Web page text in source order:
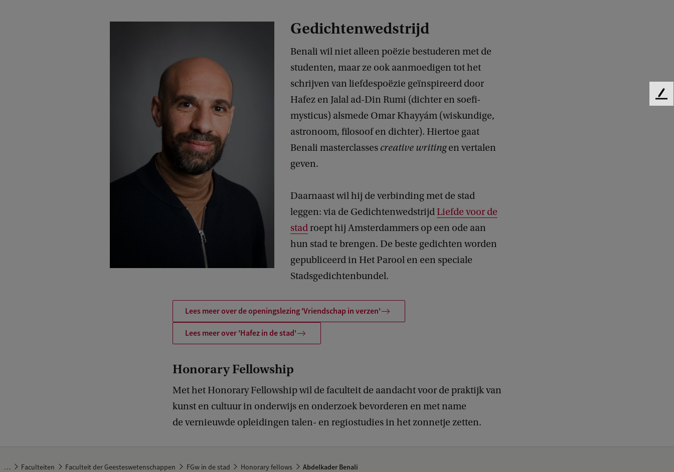
Gedichtenwedstrijd
Benali wil niet alleen poëzie bestuderen met de
studenten, maar ze ook aanmoedigen tot het
schrijven van liefdespoëzie geïnspireerd door
Hafez en Jalal ad-Din Rumi (dichter en soefi-
mysticus) alsmede Omar Khayyám (wiskundige,
astronoom, filosoof en dichter). Hiertoe gaat
Benali masterclasses creative writingen vertalen
geven.
Daarnaast wil hij de verbinding met de stad
leggen: via de GedichtenwedstrijdLiefde voor de
stadroept hij Amsterdammers op een ode aan
hun stad te brengen. De beste gedichten worden
gepubliceerd in Het Parool en een speciale
Stadsgedichtenbundel.
Lees meer over de openingslezing 'Vriendschap in verzen'
Lees meer over 'Hafez in de stad'
Honorary Fellowship
Met het Honorary Fellowship wil de faculteit de aandacht voor de praktijk van
kunst en cultuur in onderwijs en onderzoek bevorderen en met name
de vernieuwde opleidingen talen- en regiostudies in het zonnetje zetten.
… Faculteiten Faculteit der Geesteswetenschappen FGw in de stad Honorary fellows Abdelkader Benali
F